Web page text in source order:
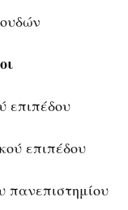
επιπέδου
επιπέδου
πανεπιστημίου